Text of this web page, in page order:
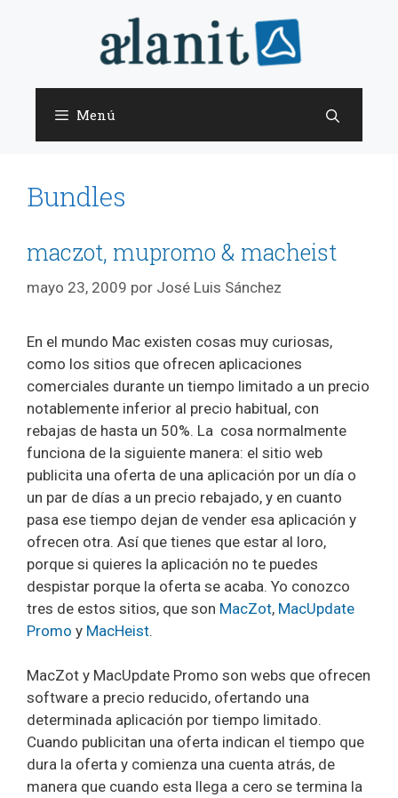
Menú
Bundles
maczot, mupromo & macheist
mayo 23, 2009 por José Luis Sánchez
En el mundo Mac existen cosas muy curiosas,
como los sitios que ofrecen aplicaciones
comerciales durante un tiempo limitado a un precio
notablemente inferior al precio habitual, con
rebajas de hasta un 50%. La cosa normalmente
funciona de la siguiente manera: el sitio web
publicita una oferta de una aplicación por un día o
un par de días a un precio rebajado, y en cuanto
pasa ese tiempo dejan de vender esa aplicación y
ofrecen otra. Así que tienes que estar al loro,
porque si quieres la aplicación no te puedes
despistar porque la oferta se acaba. Yo conozco
tres de estos sitios, que son MacZot, MacUpdate
Promo y MacHeist.
MacZot y MacUpdate Promo son webs que ofrecen
software a precio reducido, ofertando una
determinada aplicación por tiempo limitado.
Cuando publicitan una oferta indican el tiempo que
dura la oferta y comienza una cuenta atrás, de
manera que cuando esta llega a cero se termina la